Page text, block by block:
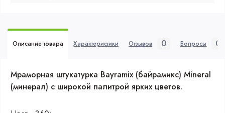
Описание товара Характеристики Отзывов 0 Вопросы 0
Мраморная штукатурка Bayramix (байрамикс) Mineral
(минерал) с широкой палитрой ярких цветов.